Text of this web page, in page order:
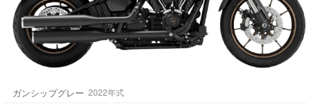
ガンシップグレー 2022年式